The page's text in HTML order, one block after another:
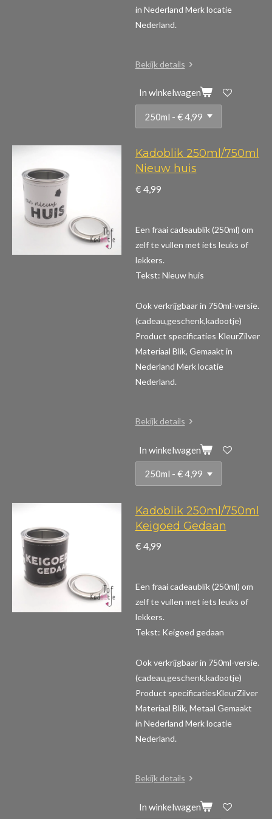
in Nederland Merk locatie
Nederland.
Bekijk details
In winkelwagen
Kadoblik 250ml/750ml
Nieuw huis
€ 4,99
Een fraai cadeaublik (250ml) om
zelf te vullen met iets leuks of
lekkers.
Tekst: Nieuw huis
Ook verkrijgbaar in 750ml-versie.
(cadeau,geschenk,kadootje)
Product specificaties KleurZilver
Materiaal Blik, Gemaakt in
Nederland Merk locatie
Nederland.
Bekijk details
In winkelwagen
Kadoblik 250ml/750ml
Keigoed Gedaan
€ 4,99
Een fraai cadeaublik (250ml) om
zelf te vullen met iets leuks of
lekkers.
Tekst: Keigoed gedaan
Ook verkrijgbaar in 750ml-versie.
(cadeau,geschenk,kadootje)
Product specificatiesKleurZilver
Materiaal Blik, Metaal Gemaakt
in Nederland Merk locatie
Nederland.
Bekijk details
In winkelwagen